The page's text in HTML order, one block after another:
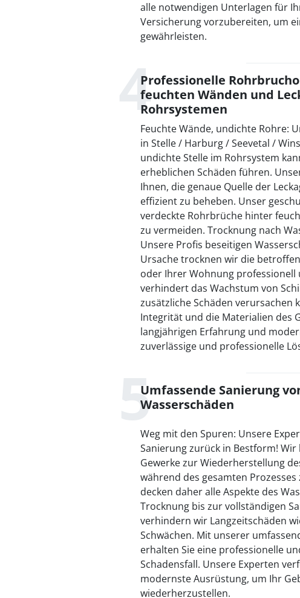
alle notwendigen Unterlagen für
Versicherung vorzubereiten, um
gewährleisten.
Professionelle
feuchten Wänden und
Rohrsystemen
Feuchte Wände, undichte Rohre:
in Stelle / Harburg / Seevetal /
undichte Stelle im Rohrsystem
erheblichen Schäden führen.
Ihnen, die genaue Quelle der
effizient zu beheben. Unser
verdeckte Rohrbrüche hinter
zu vermeiden. Trocknung nach
Unsere Profis beseitigen
Ursache trocknen wir die
oder Ihrer Wohnung professionell
verhindert das Wachstum von
zusätzliche Schäden verursachen
Integrität und die Materialien des
langjährigen Erfahrung und
zuverlässige und professionelle
Umfassende Sanierung
Wasserschäden
Weg mit den Spuren: Unsere
Sanierung zurück in Bestform!
Gewerke zur Wiederherstellung
während des gesamten
decken daher alle Aspekte des
Trocknung bis zur vollständigen
verhindern wir Langzeitschäden
Schwächen. Mit unserer
erhalten Sie eine professionelle
Schadensfall. Unsere Experten
modernste Ausrüstung, um Ihr
wiederherzustellen.